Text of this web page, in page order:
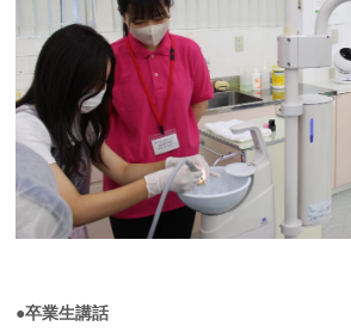
●卒業生講話